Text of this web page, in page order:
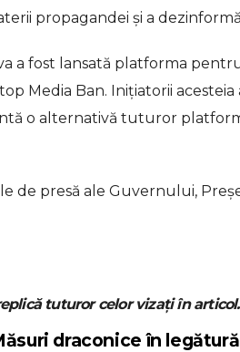
propagandei și a
a fost lansată platforma
Media Ban. Inițiatorii
o alternativă tuturor
de presă ale Guvernului,
tuturor celor vizați în articol.
draconice în